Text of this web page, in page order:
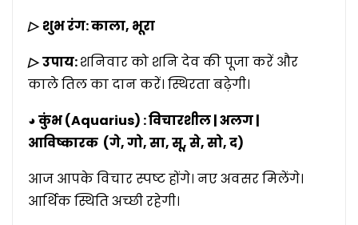
▷ शुभ रंग: काला, भूरा
▷उपाय:शनिवार को शनि देव की पूजा करें और
काले तिल का दान करें। स्थिरता बढ़ेगी।
◕ कुंभ (Aquarius) : विचारशील | अलग |
आविष्कारक (गे, गो, सा, सू, से, सो, द)
आज आपके विचार स्पष्ट होंगे। नए अवसर मिलेंगे।
आर्थिक स्थिति अच्छी रहेगी।